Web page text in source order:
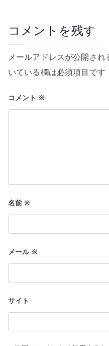
ゲ
ー
シ
ン
コメントを残す
メールアドレスが公開され
いている欄は必須項目です
コメント ※
名前※
メール ※
サイト